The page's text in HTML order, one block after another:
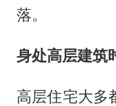
落。
身处高层建筑
高层住宅大多